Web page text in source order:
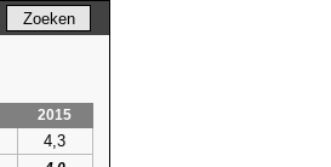
2015
4,3